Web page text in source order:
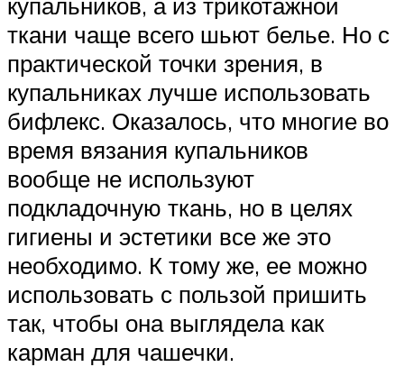
ткани чаще всего шьют белье. Но с
практической точки зрения, в
купальниках лучше использовать
бифлекс. Оказалось, что многие во
время вязания купальников
вообще не используют
подкладочную ткань, но в целях
гигиены и эстетики все же это
необходимо. К тому же, ее можно
использовать с пользой пришить
так, чтобы она выглядела как
карман для чашечки.